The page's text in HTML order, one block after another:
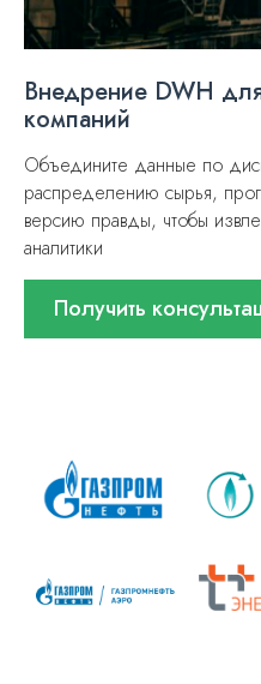
Внедрение DWH
компаний
Объедините данные по
распределению сырья,
версию правды, чтобы
аналитики
Получить